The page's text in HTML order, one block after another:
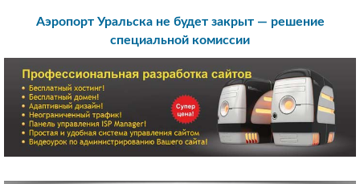
Аэропорт Уральска не будет закрыт — решение
специальной комиссии